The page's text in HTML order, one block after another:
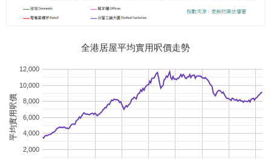
全港居屋平均實用呎價走勢
2,000
4,000
6,000
8,000
10,000
12,000
平均實用呎價